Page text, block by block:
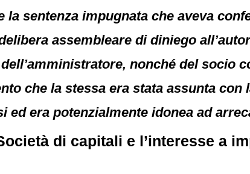
sentenza impugnata che aveva
assembleare di diniego
nonché del socio
che la stessa era stata assunta
era potenzialmente idonea ad
di capitali e l’interesse a